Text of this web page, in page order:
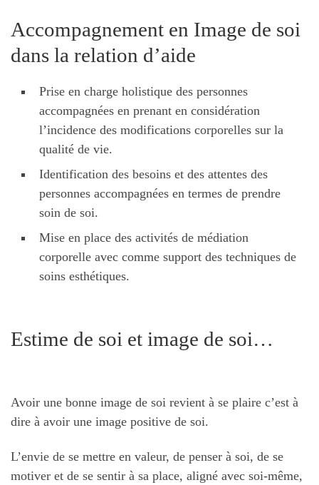
Accompagnement en Image de soi
dans la relation d’aide
Prise en charge holistique des personnes
accompagnées en prenant en considération
l’incidence des modifications corporelles sur la
qualité de vie.
Identification des besoins et des attentes des
personnes accompagnées en termes de prendre
soin de soi.
Mise en place des activités de médiation
corporelle avec comme support des techniques de
soins esthétiques.
Estime de soi et image de soi…
Avoir une bonne image de soi revient à se plaire c’est à
dire à avoir une image positive de soi.
L’envie de se mettre en valeur, de penser à soi, de se
motiver et de se sentir à sa place, aligné avec soi-même,